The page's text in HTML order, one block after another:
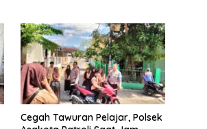
Cegah Tawuran Pelajar, Polsek